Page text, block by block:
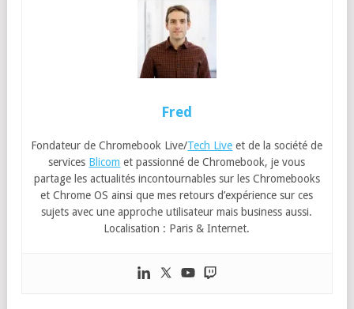
Fred
Fondateur de Chromebook Live/Tech Live et de la société de
services Blicom et passionné de Chromebook, je vous
partage les actualités incontournables sur les Chromebooks
et Chrome OS ainsi que mes retours d’expérience sur ces
sujets avec une approche utilisateur mais business aussi.
Localisation : Paris & Internet.